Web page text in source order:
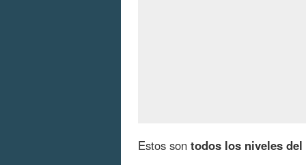
Estos son todos los niveles del